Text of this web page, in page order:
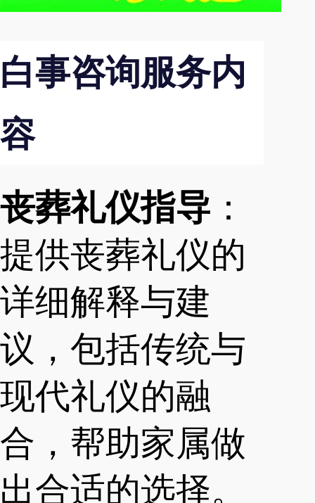
白事咨询服务内
容
丧葬礼仪指导 ：
提供丧葬礼仪的
详细解释与建
议，包括传统与
现代礼仪的融
合，帮助家属做
出合适的选择。